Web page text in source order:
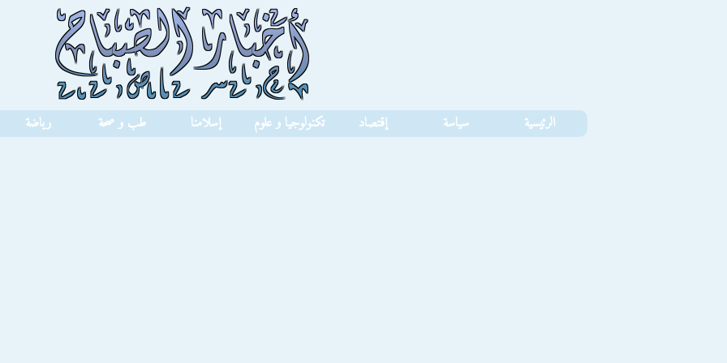
الرئيسية سياسة إقتصاد تكنولوجيا و علوم إسلامنا طب و صحة رياضة